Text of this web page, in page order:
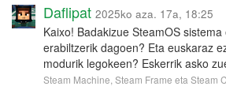
Daflipat 2025ko aza. 17a, 18:25
Kaixo! Badakizue SteamOS
erabiltzerik dagoen? Eta euskaraz
modurik legokeen? Eskerrik asko
Steam Machine, Steam Frame eta Steam